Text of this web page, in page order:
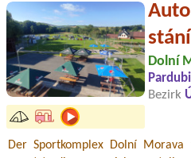
Dolní
Bezirk
Der Sportkomplex Dolní